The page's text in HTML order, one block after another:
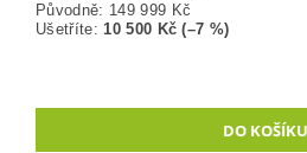
Původně: 149 999 Kč
Ušetříte:10 500 Kč (–7 %)